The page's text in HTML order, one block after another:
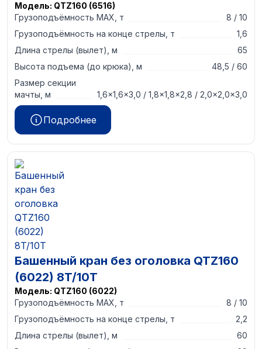
Модель: QTZ160 (6516)
Грузоподъёмность MAX, т
8 / 10
Грузоподъёмность на конце стрелы, т
1,6
Длина стрелы (вылет), м
65
Высота подъема (до крюка), м
48,5 / 60
Размер секции
мачты, м
1,6×1,6×3,0 / 1,8×1,8×2,8 / 2,0×2,0×3,0
Подробнее
Башенный кран без оголовка QTZ160
(6022) 8T/10T
Модель: QTZ160 (6022)
Грузоподъёмность MAX, т
8 / 10
Грузоподъёмность на конце стрелы, т
2,2
Длина стрелы (вылет), м
60